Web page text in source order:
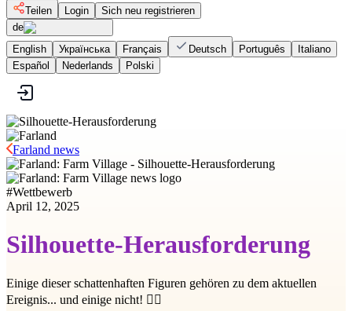
Teilen
Login
Sich neu registrieren
de
English
Українська Français Deutsch Português
Italiano
Español
Nederlands Polski
Farland news
#Wettbewerb
April 12, 2025
Silhouette-Herausforderung
Einige dieser schattenhaften Figuren gehören zu dem aktuellen
Ereignis... und einige nicht! 🕵️‍♀️